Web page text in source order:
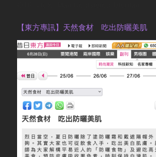
【東方專訊】天然食材 吃出防曬美肌